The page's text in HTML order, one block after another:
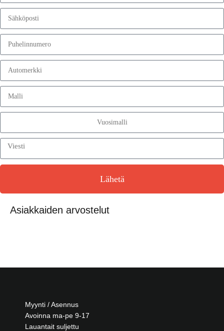
Lähetä
Asiakkaiden arvostelut
Myynti / Asennus
Avoinna ma-pe 9-17
Lauantait suljettu